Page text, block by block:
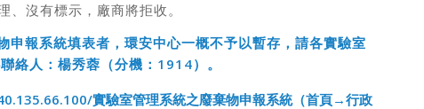
沒有標示，廠商將拒收。
申報系統填表者，環安中心一概不予以暫存，請各實驗室
絡人：楊秀蓉（分機：1914）。
實驗室管理系統之廢棄物申報系統（首頁→行政